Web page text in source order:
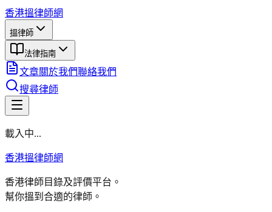
香港搵律師網
搵律師
法律指南
文章關於我們聯絡我們
搜尋律師
載入中...
香港搵律師網
香港律師目錄及評價平台。
幫你搵到合適的律師。